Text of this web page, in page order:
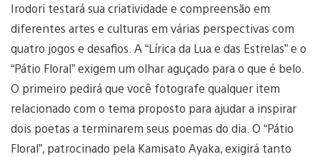
Irodori testará sua criatividade e compreensão em
diferentes artes e culturas em várias perspectivas com
quatro jogos e desafios. A “Lírica da Lua e das Estrelas” e o
“Pátio Floral” exigem um olhar aguçado para o que é belo.
O primeiro pedirá que você fotografe qualquer item
relacionado com o tema proposto para ajudar a inspirar
dois poetas a terminarem seus poemas do dia. O “Pátio
Floral”, patrocinado pela Kamisato Ayaka, exigirá tanto